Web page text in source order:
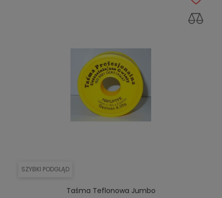
SZYBKI PODGLĄD
Taśma Teflonowa Jumbo